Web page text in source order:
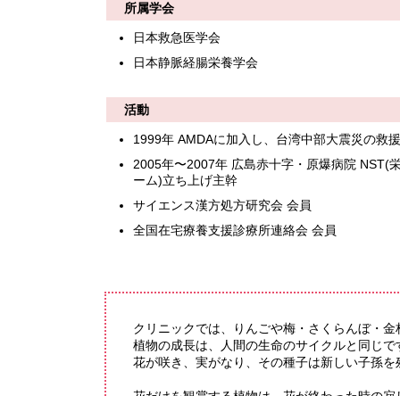
所属学会
日本救急医学会
日本静脈経腸栄養学会
活動
1999年 AMDAに加入し、台湾中部大震災の救
2005年〜2007年 広島赤十字・原爆病院 NST(
ーム)立ち上げ主幹
サイエンス漢方処方研究会 会員
全国在宅療養支援診療所連絡会 会員
クリニックでは、りんごや梅・さくらんぼ・
植物の成長は、人間の生命のサイクルと同じで
花が咲き、実がなり、その種子は新しい子孫を